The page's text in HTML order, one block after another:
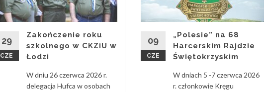
29
CZE
Zakończenie roku
szkolnego w CKZiU w
Łodzi
W dniu 26 czerwca 2026 r.
delegacja Hufca w osobach
09
CZE
„Polesie” na 68
Harcerskim Rajdzie
Świętokrzyskim
W dniach 5 -7 czerwca 2026
r. członkowie Kręgu